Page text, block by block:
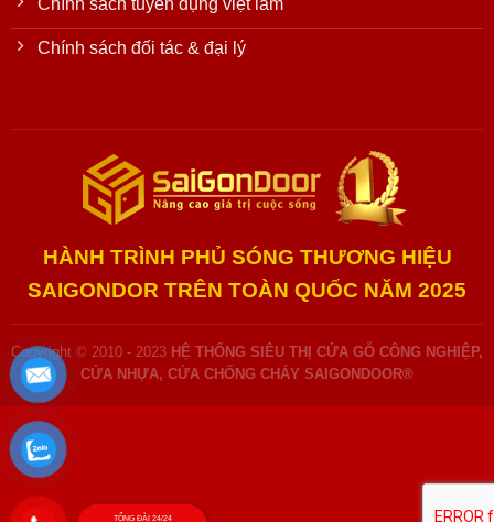
Chính sách tuyển dụng việt làm
Chính sách đối tác & đại lý
HÀNH TRÌNH PHỦ SÓNG THƯƠNG HIỆU
SAIGONDOR TRÊN TOÀN QUỐC NĂM 2025
Copyright © 2010 - 2023 HỆ THỐNG SIÊU THỊ CỬA GỖ CÔNG NGHIỆP,
CỬA NHỰA, CỬA CHỐNG CHÁY SAIGONDOOR®
TỔNG ĐÀI 24/24